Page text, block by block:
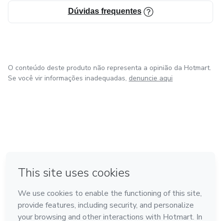
-Bolo de coco com calda de leite coco
Dúvidas frequentes
O conteúdo deste produto não representa a opinião da Hotmart.
Se você vir informações inadequadas, denuncie aqui
Feito com ❤ na Cidade do México